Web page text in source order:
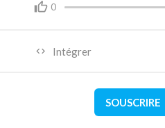
0
Intégrer
SOUSCRIRE